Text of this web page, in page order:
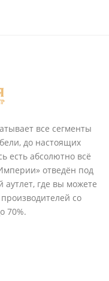
все сегменты
до настоящих
есть абсолютно всё
отведён под
где вы можете
со
70%.